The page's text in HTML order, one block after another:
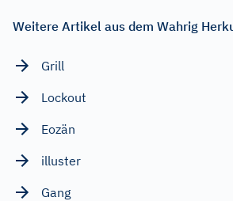
Weitere Artikel aus dem Wahrig
Grill
Lockout
Eozän
illuster
Gang